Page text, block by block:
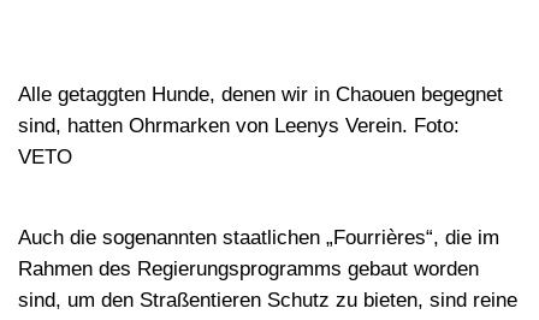
Alle getaggten Hunde, denen wir in Chaouen begegnet
sind, hatten Ohrmarken von Leenys Verein. Foto:
VETO
Auch die sogenannten staatlichen „Fourrières“, die im
Rahmen des Regierungsprogramms gebaut worden
sind, um den Straßentieren Schutz zu bieten, sind reine